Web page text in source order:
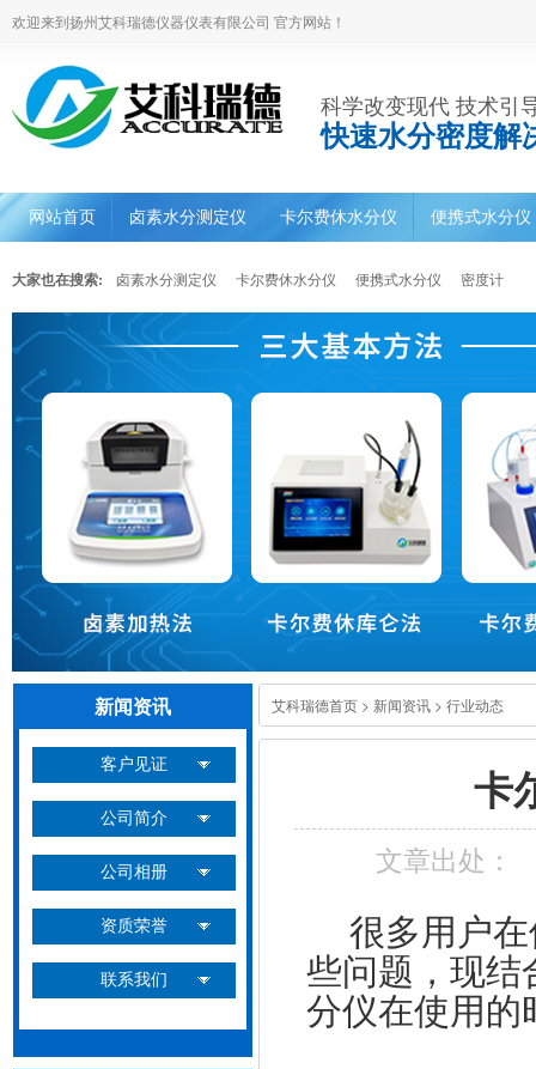
欢迎来到扬州艾科瑞德仪器仪表有限公司 官方网站！
科学改变现代 技术引
快速水分密度解
网站首页 卤素水分测定仪 卡尔费休水分仪 便携式水分仪
大家也在搜索: 卤素水分测定仪 卡尔费休水分仪 便携式水分仪 密度计
新闻资讯
客户见证
公司简介
公司相册
资质荣誉
联系我们
艾科瑞德首页 > 新闻资讯 > 行业动态
卡
文章出处：
很多用户在
些问题，现结
分仪在使用的